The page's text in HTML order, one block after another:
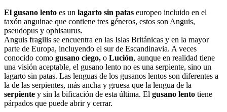
El gusano lento es un lagarto sin patas europeo incluido en el
taxón anguinae que contiene tres géneros, estos son Anguis,
pseudopus y ophisaurus.
Anguis fragilis se encuentra en las Islas Británicas y en la mayor
parte de Europa, incluyendo el sur de Escandinavia. A veces
conocido como gusano ciego, o Lución, aunque en realidad tiene
una visión aceptable, el gusano lento no es una serpiente, sino un
lagarto sin patas. Las lenguas de los gusanos lentos son diferentes a
la de las serpientes, más ancha y gruesa que la lengua de la
serpiente y sin la bificación de esta última. El gusano lento tiene
párpados que puede abrir y cerrar.